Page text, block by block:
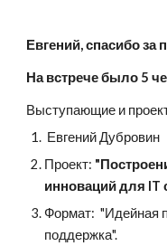
Евгений, спасибо за
На встрече было 5
Выступающие и
Евгений Дубровин
Проект:
инноваций для IT
Формат:  "Идейная
поддержка".